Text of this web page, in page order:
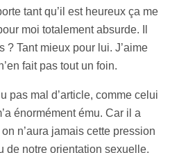
tant qu’il est heureux ça me
moi totalement absurde. Il
? Tant mieux pour lui. J’aime
fait pas tout un foin.
pas mal d’article, comme celui
énormément ému. Car il a
n’aura jamais cette pression
de notre orientation sexuelle.